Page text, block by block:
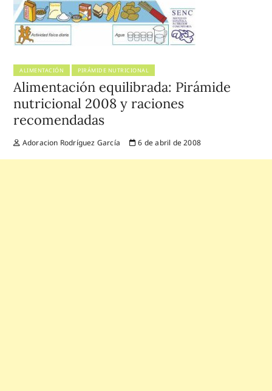
ALIMENTACIÓN PIRÁMIDE NUTRICIONAL
Alimentación equilibrada: Pirámide
nutricional 2008 y raciones
recomendadas
Adoracion Rodríguez García 6 de abril de 2008